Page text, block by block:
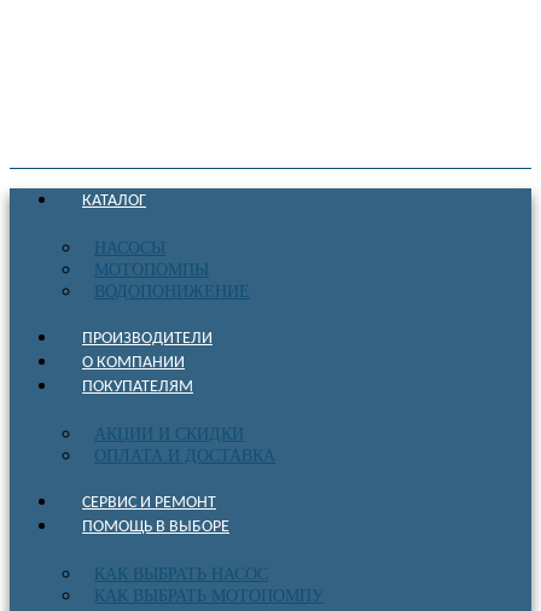
КАТАЛОГ
НАСОСЫ
МОТОПОМПЫ
ВОДОПОНИЖЕНИЕ
ПРОИЗВОДИТЕЛИ
О КОМПАНИИ
ПОКУПАТЕЛЯМ
АКЦИИ И СКИДКИ
ОПЛАТА И ДОСТАВКА
СЕРВИС И РЕМОНТ
ПОМОЩЬ В ВЫБОРЕ
КАК ВЫБРАТЬ НАСОС
КАК ВЫБРАТЬ МОТОПОМПУ